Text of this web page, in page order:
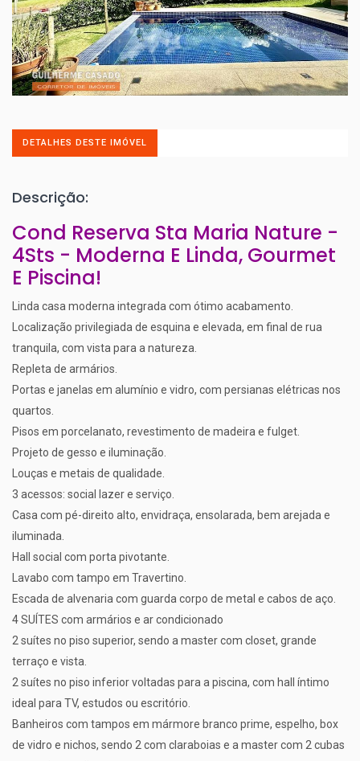
DETALHES DESTE IMÓVEL
Descrição:
Cond Reserva Sta Maria Nature -
4Sts - Moderna E Linda, Gourmet
E Piscina!
Linda casa moderna integrada com ótimo acabamento.
Localização privilegiada de esquina e elevada, em final de rua
tranquila, com vista para a natureza.
Repleta de armários.
Portas e janelas em alumínio e vidro, com persianas elétricas nos
quartos.
Pisos em porcelanato, revestimento de madeira e fulget.
Projeto de gesso e iluminação.
Louças e metais de qualidade.
3 acessos: social lazer e serviço.
Casa com pé-direito alto, envidraça, ensolarada, bem arejada e
iluminada.
Hall social com porta pivotante.
Lavabo com tampo em Travertino.
Escada de alvenaria com guarda corpo de metal e cabos de aço.
4 SUÍTES com armários e ar condicionado
2 suítes no piso superior, sendo a master com closet, grande
terraço e vista.
2 suítes no piso inferior voltadas para a piscina, com hall íntimo
ideal para TV, estudos ou escritório.
Banheiros com tampos em mármore branco prime, espelho, box
de vidro e nichos, sendo 2 com claraboias e a master com 2 cubas